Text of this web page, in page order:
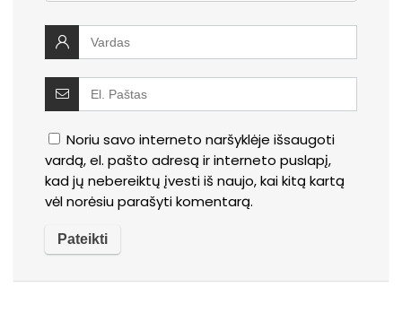
Noriu savo interneto naršyklėje išsaugoti
vardą, el. pašto adresą ir interneto puslapį,
kad jų nebereiktų įvesti iš naujo, kai kitą kartą
vėl norėsiu parašyti komentarą.